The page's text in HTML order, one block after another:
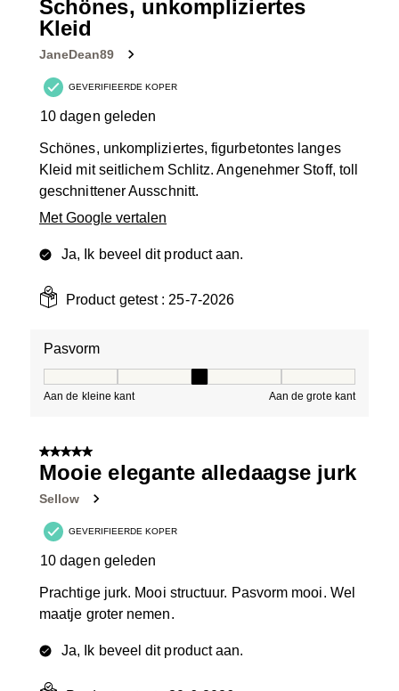
Schönes, unkompliziertes
Kleid
JaneDean89
GEVERIFIEERDE KOPER
10 dagen geleden
Schönes, unkompliziertes, figurbetontes langes
Kleid mit seitlichem Schlitz. Angenehmer Stoff, toll
geschnittener Ausschnitt.
Met Google vertalen
Ja, Ik beveel dit product aan.
Product getest :25-7-2026
Pasvorm
Aan de kleine kant Aan de grote kant
5 van 5 sterren.
Mooie elegante alledaagse jurk
Sellow
GEVERIFIEERDE KOPER
10 dagen geleden
Prachtige jurk. Mooi structuur. Pasvorm mooi. Wel
maatje groter nemen.
Ja, Ik beveel dit product aan.